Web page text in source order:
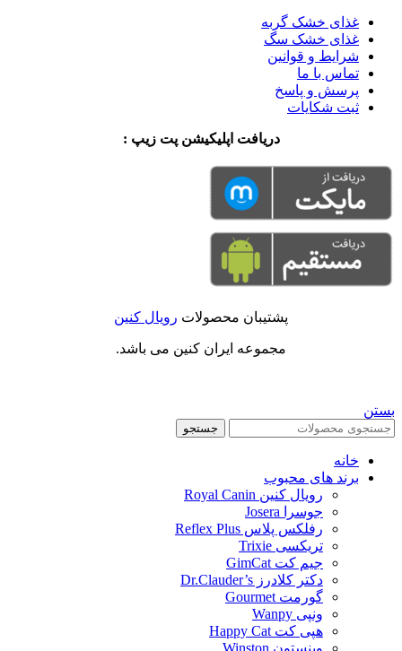
غذای خشک گربه
غذای خشک سگ
شرایط و قوانین
تماس با ما
پرسش و پاسخ
ثبت شکایات
دریافت اپلیکیشن پت زیپ :
پشتیبان محصولات رویال کنین
مجموعه ایران کنین می باشد.
بستن
جستجو
خانه
برند های محبوب
رویال کنین Royal Canin
جوسرا Josera
رفلکس پلاس Reflex Plus
تریکسی Trixie
جیم کت GimCat
دکتر کلادرز Dr.Clauder’s
گورمت Gourmet
ونپی Wanpy
هپی کت Happy Cat